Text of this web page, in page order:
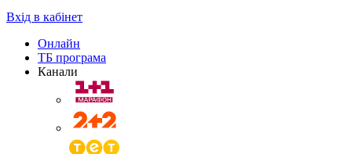
Вхід в кабінет
Онлайн
ТБ програма
Канали